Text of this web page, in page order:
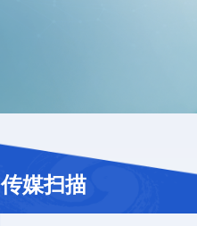
传媒扫描